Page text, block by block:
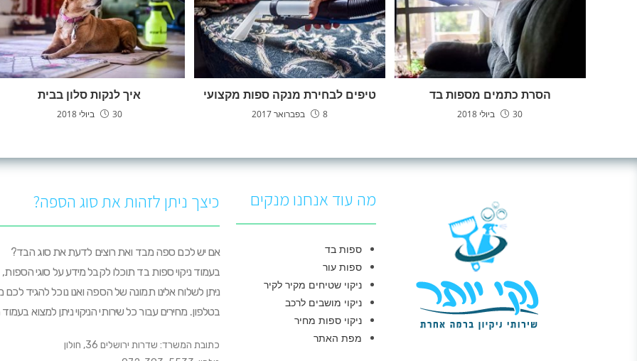
איך לנקות סלון בבית
30 ביולי 2018
טיפים לבחירת מנקה ספות מקצועי
8 בפברואר 2017
הסרת כתמים מספות בד
30 ביולי 2018
מה עוד אנחנו מנקים
ספות בד
ספות עור
ניקוי שטיחים מקיר לקיר
ניקוי מושבים לרכב
ניקוי ספות מחיר
מפת האתר
כיצך ניתן לזהות את סוג הספה?
אם יש לכם ספה מבד ואת רוצים לדעת את סוג הבד?
בעמוד ניקוי ספות בד תוכלו לקבל מידע על סוגי הספות,
ניתן לשלוח אלינו תמונה של הספה ואנו נוכל להגיד
בטלפון. מחירים עבור כל שירותי הניקוי ניתן למצוא בעמוד
כתובת המשרד: שדרות ירושלים 36, חולון